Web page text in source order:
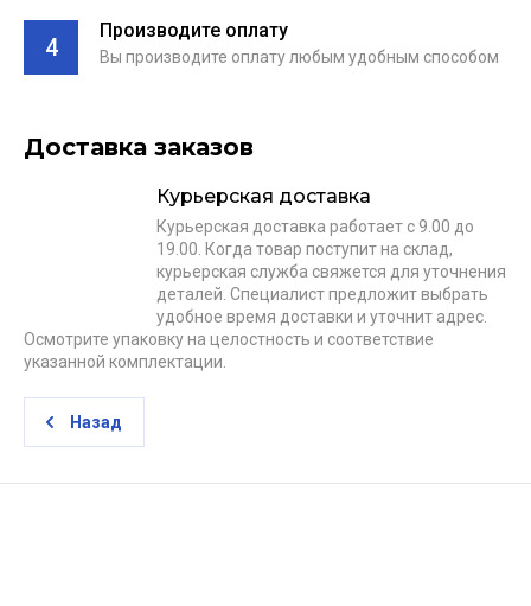
4
Производите оплату
Вы производите оплату любым удобным способом
Доставка заказов
Курьерская доставка
Курьерская доставка работает с 9.00 до
19.00. Когда товар поступит на склад,
курьерская служба свяжется для уточнения
деталей. Специалист предложит выбрать
удобное время доставки и уточнит адрес.
Осмотрите упаковку на целостность и соответствие
указанной комплектации.
Назад